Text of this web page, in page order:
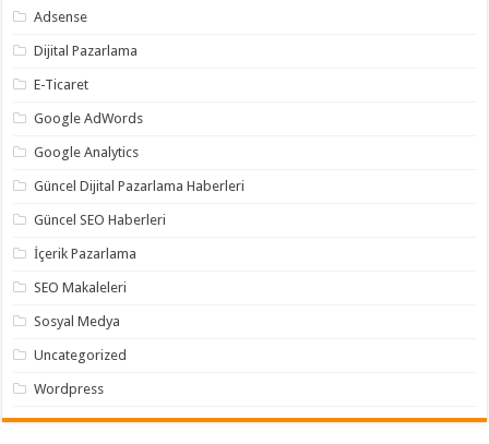
Adsense
Dijital Pazarlama
E-Ticaret
Google AdWords
Google Analytics
Güncel Dijital Pazarlama Haberleri
Güncel SEO Haberleri
İçerik Pazarlama
SEO Makaleleri
Sosyal Medya
Uncategorized
Wordpress